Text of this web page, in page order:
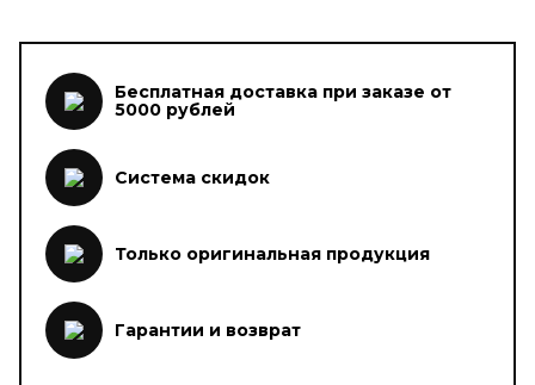
Бесплатная доставка при заказе от
5000 рублей
Система скидок
Только оригинальная продукция
Гарантии и возврат